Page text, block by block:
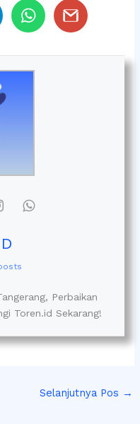
Perbaikan
Toren.id Sekarang!
Selanjutnya Pos →